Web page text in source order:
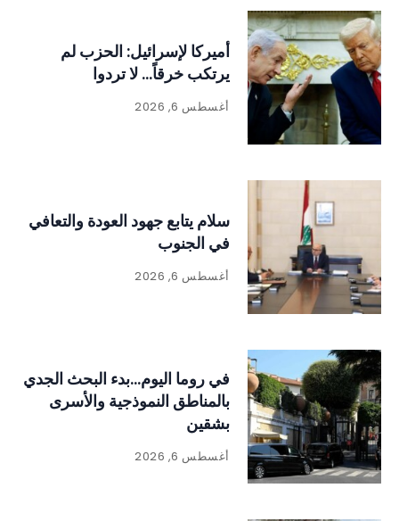
أميركا لإسرائيل: الحزب لم
يرتكب خرقاً… لا تردوا
أغسطس 6, 2026
سلام يتابع جهود العودة والتعافي
في الجنوب
أغسطس 6, 2026
في روما اليوم…بدء البحث الجدي
بالمناطق النموذجية والأسرى
بشقين
أغسطس 6, 2026